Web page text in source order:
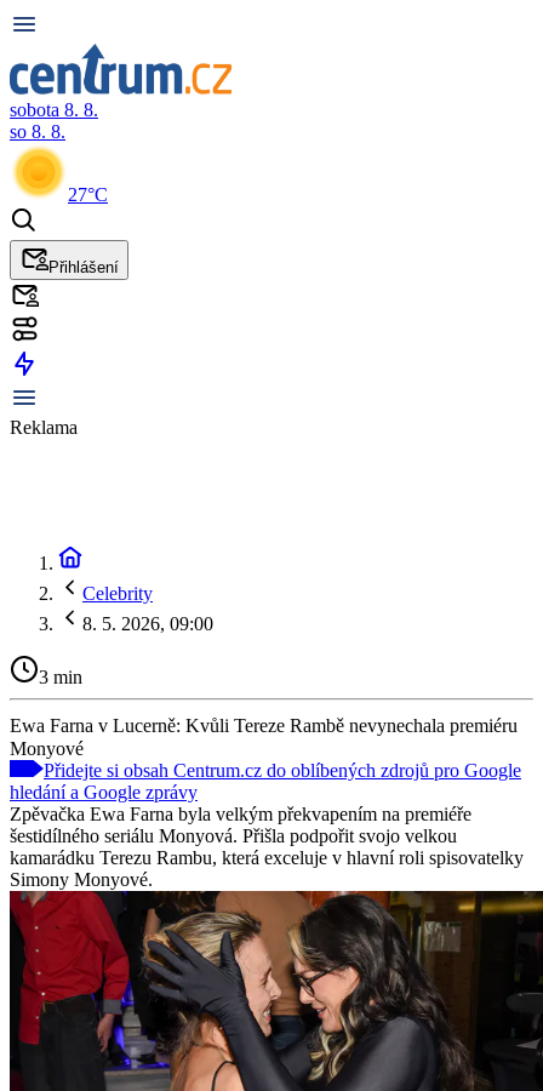
sobota 8. 8.
so 8. 8.
27°C
Přihlášení
Reklama
Celebrity
8. 5. 2026, 09:00
3 min
Ewa Farna v Lucerně: Kvůli Tereze Rambě nevynechala premiéru
Monyové
Přidejte si obsah Centrum.cz do oblíbených zdrojů pro Google
hledání a Google zprávy
Zpěvačka Ewa Farna byla velkým překvapením na premiéře
šestidílného seriálu Monyová. Přišla podpořit svojo velkou
kamarádku Terezu Rambu, která exceluje v hlavní roli spisovatelky
Simony Monyové.